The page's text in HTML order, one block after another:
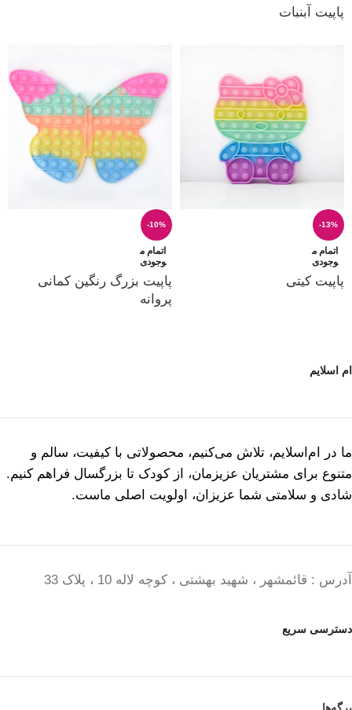
پاپیت آبنبات
-13%
اتمام م
وجودی
پاپیت کیتی
-10%
اتمام م
وجودی
پاپیت بزرگ رنگین کمانی
پروانه
ام اسلایم
ما در ام‌اسلایم، تلاش می‌کنیم، محصولاتی با کیفیت، سالم و
متنوع برای مشتریان عزیزمان، از کودک تا بزرگسال فراهم کنیم.
شادی و سلامتی شما عزیزان، اولویت اصلی ماست.
آدرس : قائمشهر ، شهید بهشتی ، کوچه لاله 10 ، پلاک 33
دسترسی سریع